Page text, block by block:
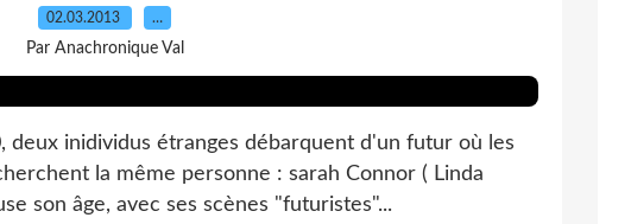
02.03.2013 …
Par Anachronique Val
deux inidividus étranges débarquent d'un futur où les
la même personne : sarah Connor ( Linda
son âge, avec ses scènes "futuristes"...